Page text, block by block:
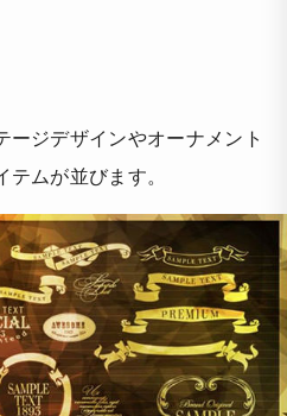
ージデザインやオーナメント
ムが並びます。